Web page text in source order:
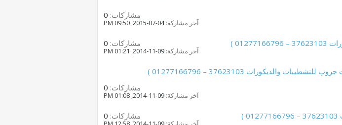
مشاركات:
آخر مشاركة:04-07-2015,
09:50 PM
) مشاركات:
آخر مشاركة: 01:21 PM
37623103 – 01277166796 )
مشاركات:
آخر مشاركة: 01:08 PM
مشاركات: